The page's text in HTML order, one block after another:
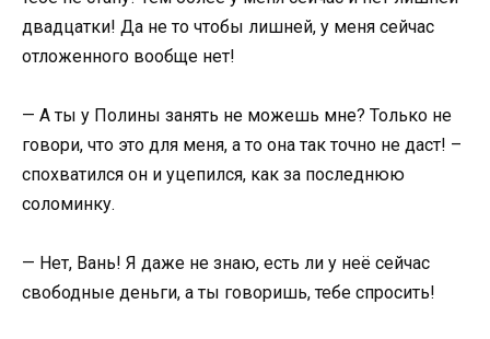
двадцатки! Да не то чтобы лишней, у меня сейчас
отложенного вообще нет!
— А ты у Полины занять не можешь мне? Только не
говори, что это для меня, а то она так точно не даст! –
спохватился он и уцепился, как за последнюю
соломинку.
— Нет, Вань! Я даже не знаю, есть ли у неё сейчас
свободные деньги, а ты говоришь, тебе спросить!